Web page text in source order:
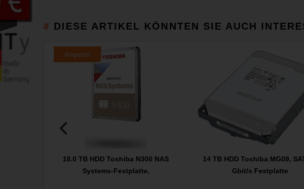
DIESE ARTIKEL KÖNNTEN SIE AUCH
Angebot
18.0 TB HDD Toshiba N300 NAS
Systems-Festplatte,
14 TB HDD Toshiba MG09,
Gbit/s Festplatte